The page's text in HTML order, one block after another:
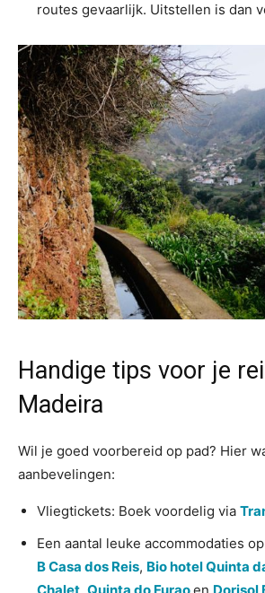
routes gevaarlijk. Uitstellen is dan
Handige tips voor je
Madeira
Wil je goed voorbereid op pad? Hier
aanbevelingen:
Vliegtickets: Boek voordelig via
Een aantal leuke accommodaties
B Casa dos Reis, Bio hotel Quinta